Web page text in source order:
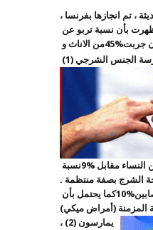
، تم انجازها بفرنسا ،
بأن نسبة تربو عن
من الاناث و45%جربت
الجنس الشرجي (1)
نسبة9% النساء مقابل
الشرج بصفة منتظمة .
كما يحتمل بأن10%
المزمنة (أمراض ميكي)
(2) ، يمارسون